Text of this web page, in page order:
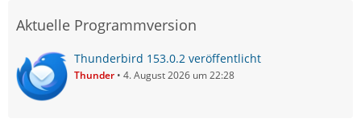
Aktuelle Programmversion
Thunderbird 153.0.2 veröffentlicht
Thunder 4. August 2026 um 22:28